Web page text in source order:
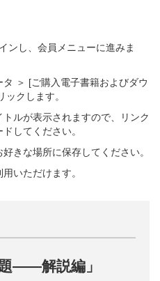
ンし、会員メニューに進みま
＞ [ご購入電子書籍およびダウ
ックします。
ルが表示されますので、リンク
してください。
きな場所に保存してください。
いただけます。
――解説編」